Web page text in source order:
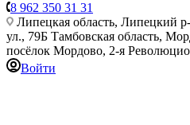
8 962 350 31 31
Липецкая область, Липецкий
ул., 79Б Тамбовская область,
посёлок Мордово, 2-я
Войти